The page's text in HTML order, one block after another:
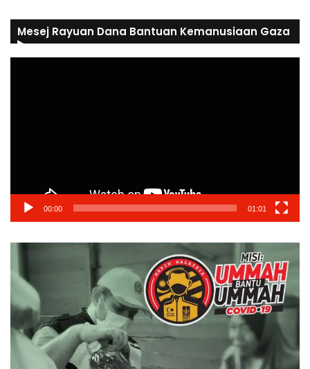
Mesej Rayuan Dana Bantuan Kemanusiaan Gaza
00:00 01:01